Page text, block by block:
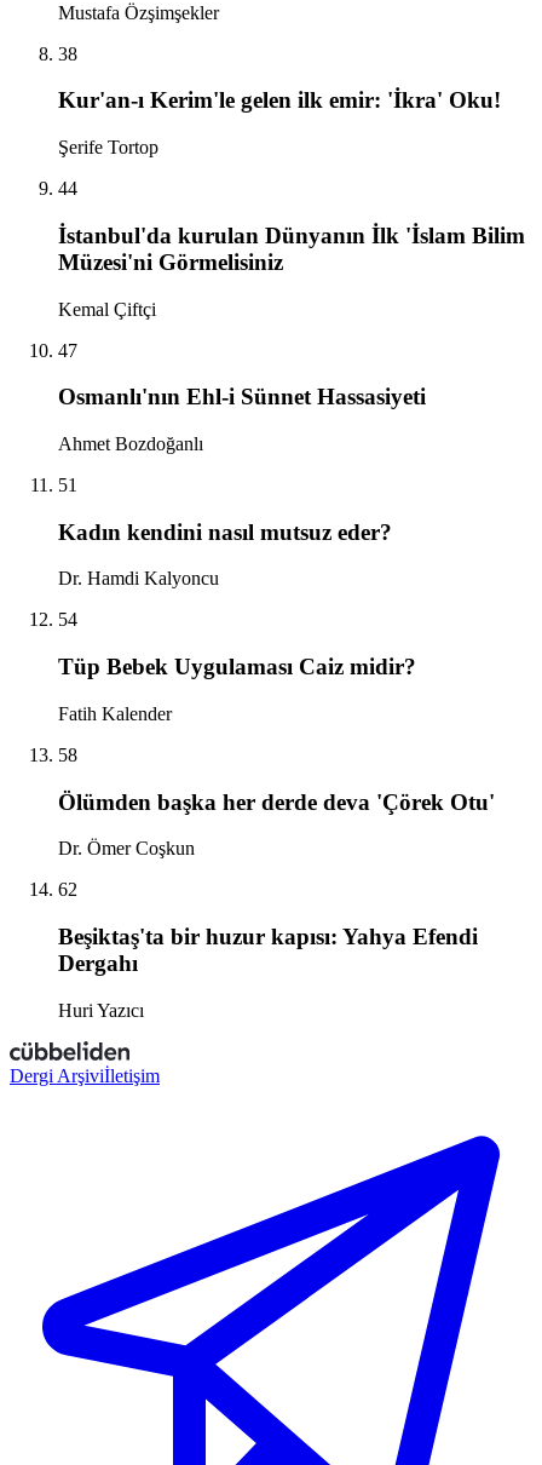
Mustafa Özşimşekler
38
Kur'an-ı Kerim'le gelen ilk emir: 'İkra' Oku!
Şerife Tortop
44
İstanbul'da kurulan Dünyanın İlk 'İslam Bilim
Müzesi'ni Görmelisiniz
Kemal Çiftçi
47
Osmanlı'nın Ehl-i Sünnet Hassasiyeti
Ahmet Bozdoğanlı
51
Kadın kendini nasıl mutsuz eder?
Dr. Hamdi Kalyoncu
54
Tüp Bebek Uygulaması Caiz midir?
Fatih Kalender
58
Ölümden başka her derde deva 'Çörek Otu'
Dr. Ömer Coşkun
62
Beşiktaş'ta bir huzur kapısı: Yahya Efendi
Dergahı
Huri Yazıcı
Dergi Arşiviİletişim